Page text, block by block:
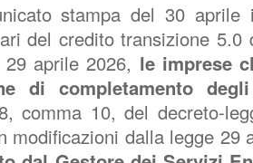
stampa del 30
del credito transizione
aprile 2026, le imprese
di completamento
comma 10, del decreto-
modificazioni dalla legge